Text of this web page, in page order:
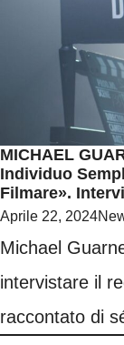
MICHAEL
Individuo
Filmare».
Aprile 22, 2024
Michael
intervistare il
raccontato di